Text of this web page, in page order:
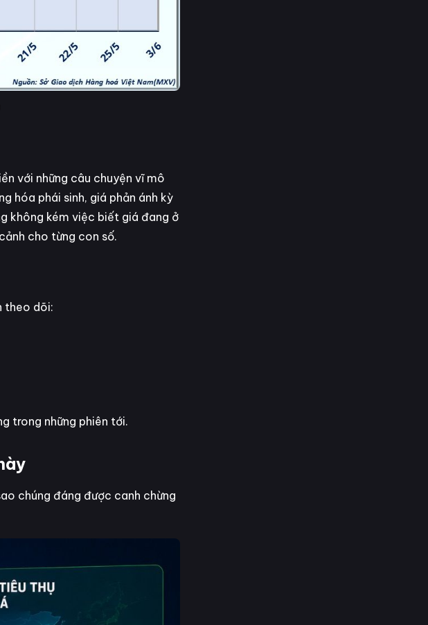
với những câu chuyện vĩ mô
hóa phái sinh, giá phản ánh kỳ
không kém việc biết giá đang ở
cho từng con số.
theo dõi:
trong những phiên tới.
chúng đáng được canh chừng